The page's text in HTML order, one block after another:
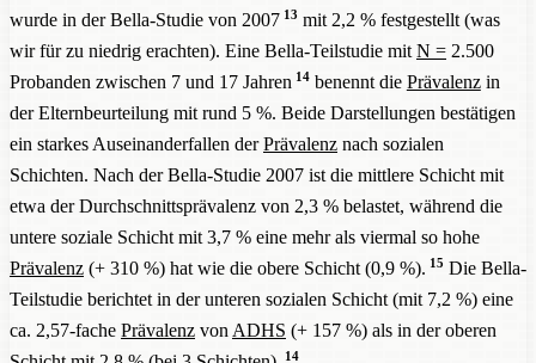
wurde in der Bella-Studie von 2007 13 mit 2,2 % festgestellt (was
wir für zu niedrig erachten). Eine Bella-Teilstudie mit N = 2.500
Probanden zwischen 7 und 17 Jahren 14benennt die Prävalenzin
der Elternbeurteilung mit rund 5 %. Beide Darstellungen bestätigen
ein starkes Auseinanderfallen derPrävalenz nach sozialen
Schichten. Nach der Bella-Studie 2007 ist die mittlere Schicht mit
etwa der Durchschnittsprävalenz von 2,3 % belastet, während die
untere soziale Schicht mit 3,7 % eine mehr als viermal so hohe
Prävalenz (+ 310 %) hat wie die obere Schicht (0,9 %). 15 Die Bella-
Teilstudie berichtet in der unteren sozialen Schicht (mit 7,2 %) eine
ca. 2,57-fache Prävalenz von ADHS (+ 157 %) als in der oberen
14